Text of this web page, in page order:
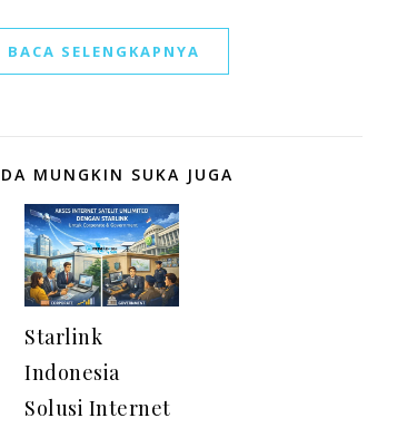
BACA SELENGKAPNYA
MUNGKIN SUKA JUGA
Starlink
Indonesia
Solusi Internet